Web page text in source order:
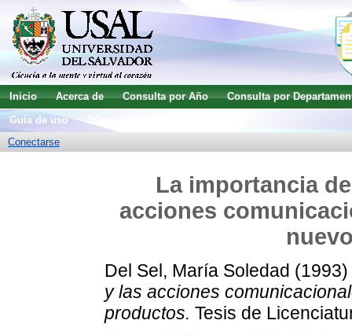
Inicio Acerca de Consulta por Año
Consulta por
Guía de uso
Conectarse
La importancia
acciones
Del Sel, María Soledad (1993)
y las acciones
productos. Tesis de